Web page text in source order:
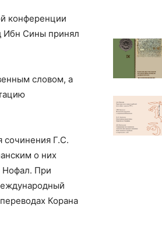
конференции
Ибн Сины принял
словом, а
сочинения Г.С.
о них
Нофал. При
Корана